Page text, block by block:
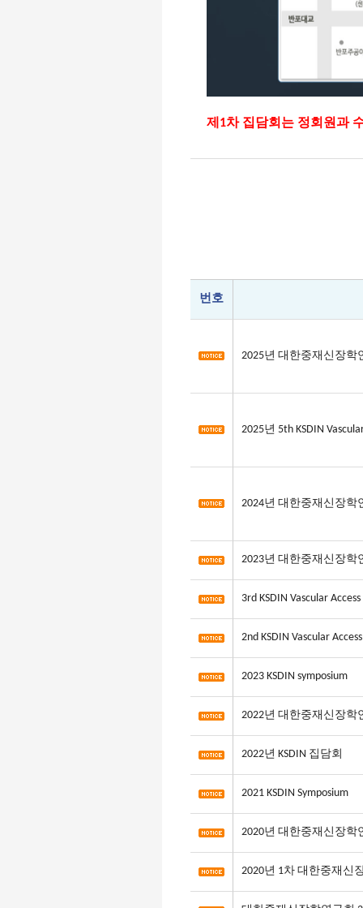
제1차 집담회는 정회원과
번호
2025년 대한중재신장학
2025년 5th KSDIN
2024년 대한중재신장학
2023년 대한중재신장학
3rd KSDIN Vascular
2nd KSDIN Vascular
2023 KSDIN symposium
2022년 대한중재신장학
2022년 KSDIN 집담회
2021 KSDIN Symposium
2020년 대한중재신장학
2020년 1차 대한중재신